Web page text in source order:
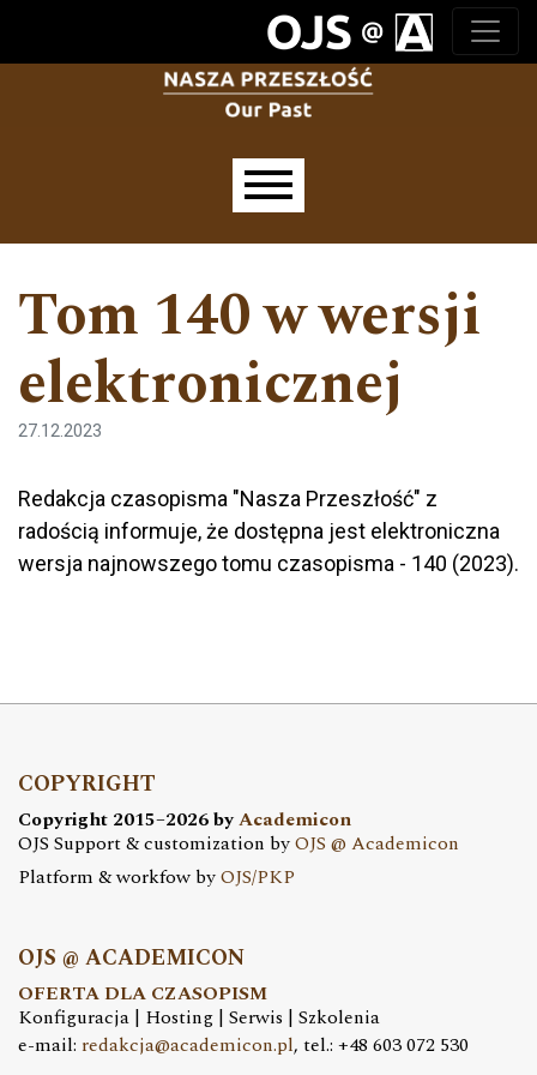
Tom 140 w wersji
elektronicznej
27.12.2023
Redakcja czasopisma "Nasza Przeszłość" z
radością informuje, że dostępna jest elektroniczna
wersja najnowszego tomu czasopisma - 140 (2023).
COPYRIGHT
Copyright 2015–2026 byAcademicon
OJS Support & customization byOJS @ Academicon
Platform & workfow byOJS/PKP
OJS @ ACADEMICON
OFERTA DLA CZASOPISM
Konfiguracja | Hosting | Serwis | Szkolenia
e-mail: redakcja@academicon.pl, tel.: +48 603 072 530